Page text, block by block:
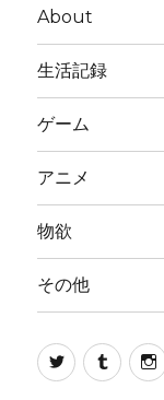
About
生活記録
ゲーム
アニメ
物欲
その他
Twitter